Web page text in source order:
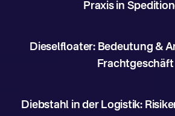
Praxis in
Dieselfloater: Bedeutung &
Frachtgeschäft
Diebstahl in der Logistik: